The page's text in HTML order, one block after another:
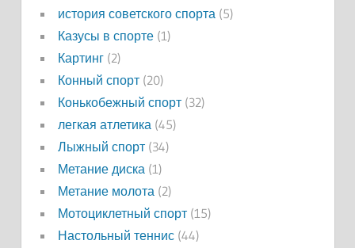
история советского спорта (5)
Казусы в спорте(1)
Картинг(2)
Конный спорт(20)
Конькобежный спорт(32)
легкая атлетика (45)
Лыжный спорт(34)
Метание диска (1)
Метание молота (2)
Мотоциклетный спорт(15)
Настольный теннис(44)